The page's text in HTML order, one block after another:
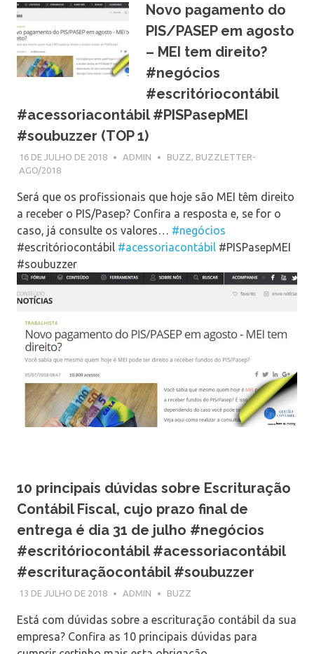
Novo pagamento do
PIS/PASEP em agosto
– MEI tem direito?
#negócios
#escritóriocontábil
#acessoriacontábil #PISPasepMEI
#soubuzzer (TOP 1)
16 DE JULHO DE 2018 ADMIN BUZZ, BUZZLETTER-
AGO/2018
Será que os profissionais que hoje são MEI têm direito
a receber o PIS/Pasep? Confira a resposta e, se for o
caso, já consulte os valores… #negócios
#escritóriocontábil #acessoriacontábil #PISPasepMEI
#soubuzzer
10 principais dúvidas sobre Escrituração
Contábil Fiscal, cujo prazo final de
entrega é dia 31 de julho #negócios
#escritóriocontábil #acessoriacontábil
#escrituraçãocontábil #soubuzzer
13 DE JULHO DE 2018 ADMIN BUZZ
Está com dúvidas sobre a escrituração contábil da sua
empresa? Confira as 10 principais dúvidas para